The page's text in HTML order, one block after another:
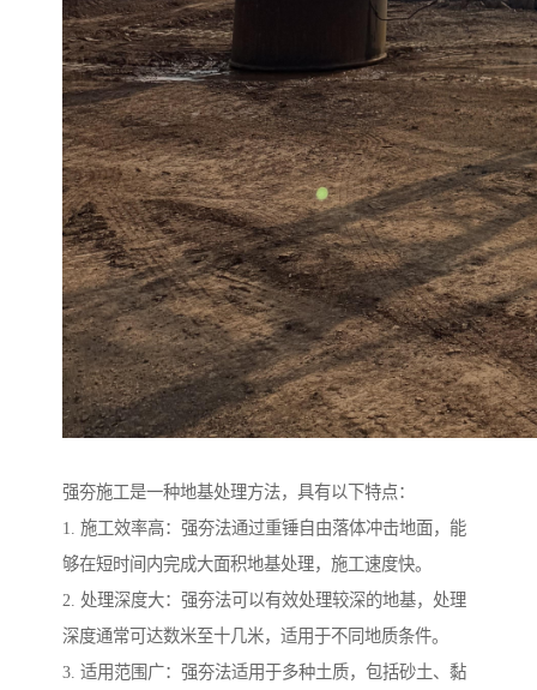
强夯施工是一种地基处理方法，具有以下特点：
1. 施工效率高：强夯法通过重锤自由落体冲击地面，能
够在短时间内完成大面积地基处理，施工速度快。
2. 处理深度大：强夯法可以有效处理较深的地基，处理
深度通常可达数米至十几米，适用于不同地质条件。
3. 适用范围广：强夯法适用于多种土质，包括砂土、黏